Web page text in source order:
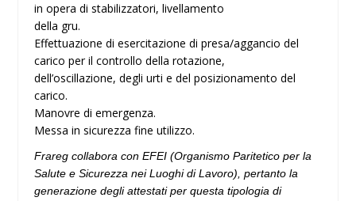
in opera di stabilizzatori, livellamento
della gru.
Effettuazione di esercitazione di presa/aggancio del
carico per il controllo della rotazione,
dell’oscillazione, degli urti e del posizionamento del
carico.
Manovre di emergenza.
Messa in sicurezza fine utilizzo.
Frareg collabora con EFEI (Organismo Paritetico per la
Salute e Sicurezza nei Luoghi di Lavoro), pertanto la
generazione degli attestatiper questa tipologia di